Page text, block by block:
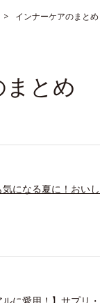
インナーケアのまとめ
とめ
になる夏に！おい